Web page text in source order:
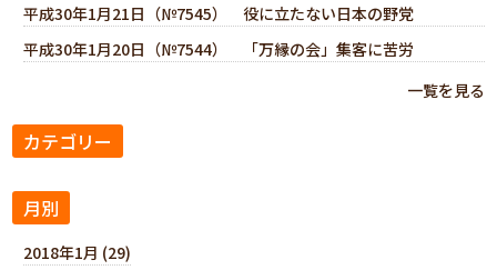
平成30年1月21日（№7545） 役に立たない日本の野党
平成30年1月20日（№7544） 「万縁の会」集客に苦労
一覧を見る
カテゴリー
月別
2018年1月 (29)